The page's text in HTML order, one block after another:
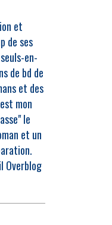
et
de ses
en-
de bd de
et des
mon
le
et un